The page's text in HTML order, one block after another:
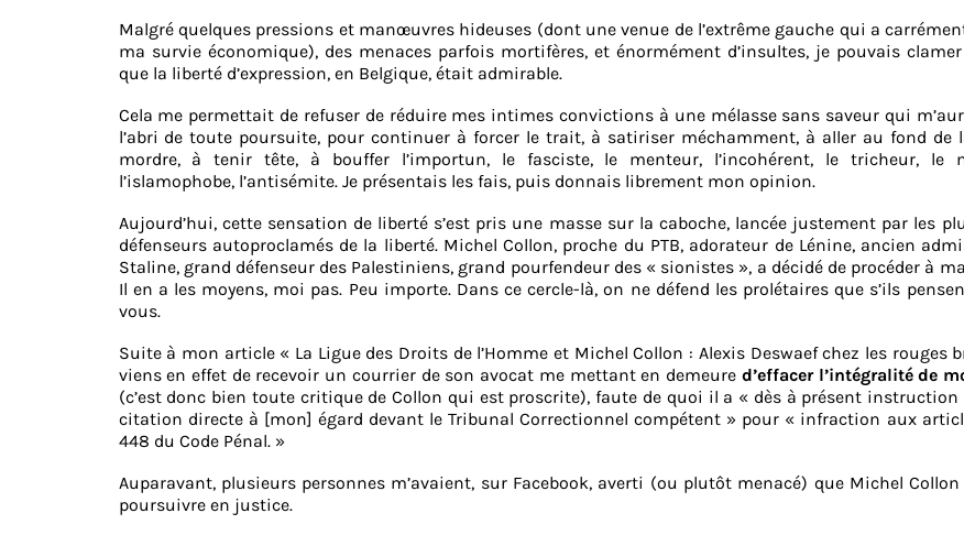
Malgré quelques pressions et manœuvres hideuses (dont une venue de l’extrême gauche qui a
ma survie économique), des menaces parfois mortifères, et énormément d’insultes, je pouvais clamer
que la liberté d’expression, en Belgique, était admirable.
Cela me permettait de refuser de réduire mes intimes convictions à une mélasse sans saveur qui
l’abri de toute poursuite, pour continuer à forcer le trait, à satiriser méchamment, à aller au fond de
mordre, à tenir tête, à bouffer l’importun, le fasciste, le menteur, l’incohérent, le tricheur, le
l’islamophobe, l’antisémite. Je présentais les fais, puis donnais librement mon opinion.
Aujourd’hui, cette sensation de liberté s’est pris une masse sur la caboche, lancée justement par les
défenseurs autoproclamés de la liberté. Michel Collon, proche du PTB, adorateur de Lénine, ancien
Staline, grand défenseur des Palestiniens, grand pourfendeur des « sionistes », a décidé de procéder à
Il en a les moyens, moi pas. Peu importe. Dans ce cercle-là, on ne défend les prolétaires que s’ils
vous.
Suite à mon article « La Ligue des Droits de l’Homme et Michel Collon : Alexis Deswaef chez les rouges
viens en effet de recevoir un courrier de son avocat me mettant en demeure d’effacer l’intégralité de
(c’est donc bien toute critique de Collon qui est proscrite), faute de quoi il a « dès à présent instruction
citation directe à [mon] égard devant le Tribunal Correctionnel compétent » pour « infraction aux
448 du Code Pénal. »
Auparavant, plusieurs personnes m’avaient, sur Facebook, averti (ou plutôt menacé) que Michel
poursuivre en justice.